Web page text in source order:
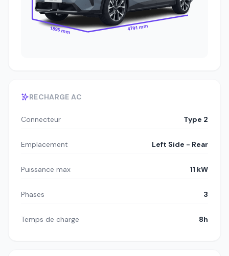
1895 mm 4791 mm
RECHARGE AC
Connecteur Type 2
Emplacement Left Side - Rear
Puissance max 11 kW
Phases 3
Temps de charge 8h